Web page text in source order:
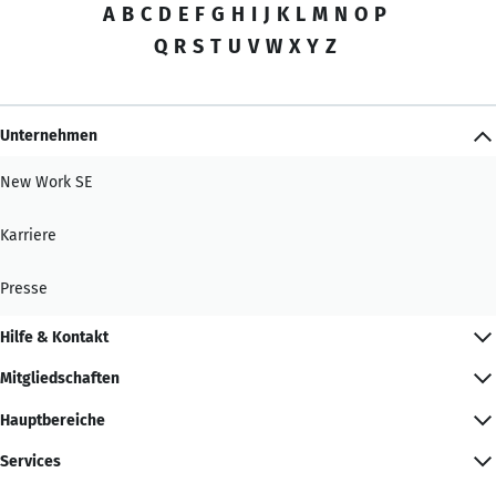
A B C D E F G H I J K L M N O P
Q R S T U V W X Y Z
Unternehmen
New Work SE
Karriere
Presse
Hilfe & Kontakt
Mitgliedschaften
Hauptbereiche
Services